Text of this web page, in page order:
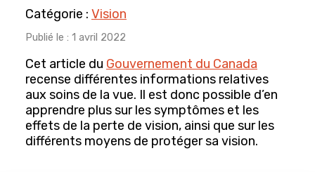
Horticulture et jardinage
Jeux
Bingo
Mise en forme et sports récréatifs
Danse
Mise en forme
Vision
Publié le : 1 avril 2022
Cet article du Gouvernement du Canada
recense différentes informations relatives
aux soins de la vue. Il est donc possible d’en
apprendre plus sur les symptômes et les
effets de la perte de vision, ainsi que sur les
différents moyens de protéger sa vision.